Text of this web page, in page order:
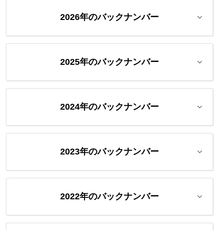
2026年のバックナンバー
2025年のバックナンバー
2024年のバックナンバー
2023年のバックナンバー
2022年のバックナンバー